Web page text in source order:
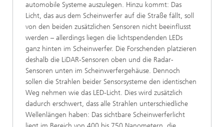
automobile Systeme auszulegen. Hinzu kommt: Das
Licht, das aus dem Scheinwerfer auf die Straße fällt, soll
von den beiden zusätzlichen Sensoren nicht beeinflusst
werden – allerdings liegen die lichtspendenden LEDs
ganz hinten im Scheinwerfer. Die Forschenden platzieren
deshalb die LiDAR-Sensoren oben und die Radar-
Sensoren unten im Scheinwerfergehäuse. Dennoch
sollen die Strahlen beider Sensorsysteme den identischen
Weg nehmen wie das LED-Licht. Dies wird zusätzlich
dadurch erschwert, dass alle Strahlen unterschiedliche
Wellenlängen haben: Das sichtbare Scheinwerferlicht